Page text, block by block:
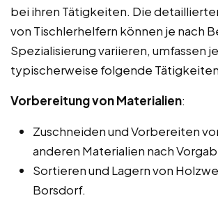
bei ihren Tätigkeiten. Die
von Tischlerhelfern können je nach
Spezialisierung variieren, umfassen
typischerweise folgende
Vorbereitung von Materialien:
Zuschneiden und Vorbereiten
anderen Materialien nach
Sortieren und Lagern von
Borsdorf.